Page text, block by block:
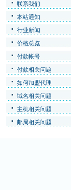
联系我们
本站通知
行业新闻
价格总览
付款帐号
付款相关问题
如何加盟代理
域名相关问题
主机相关问题
邮局相关问题